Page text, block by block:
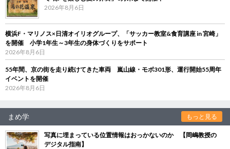
2026年8月6日
横浜F・マリノス×日清オイリオグループ、「サッカー教室&食育講座 in 宮崎」
を開催 小学1年生～3年生の身体づくりをサポート
2026年8月6日
55年間、京の街を走り続けてきた車両 嵐山線・モボ301形、運行開始55周年
イベントを開催
2026年8月6日
まめ学 もっと見る
写真に埋まっている位置情報はおっかないのか 【岡嶋教授の
デジタル指南】